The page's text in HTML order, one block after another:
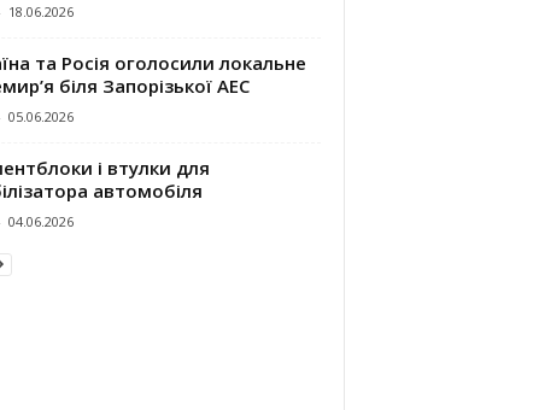
18.06.2026
та Росія оголосили локальне
біля Запорізької АЕС
05.06.2026
і втулки для
автомобіля
04.06.2026